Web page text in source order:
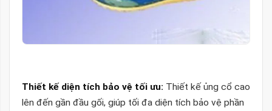
Thiết kế diện tích bảo vệ tối ưu: Thiết kế ủng cổ cao
lên đến gần đầu gối, giúp tối đa diện tích bảo vệ phần